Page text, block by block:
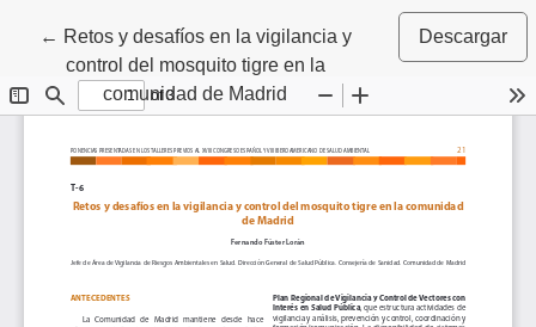
← Volver a los detalles del artículo
Retos y desafíos en la vigilancia y
control del mosquito tigre en la
comunidad de Madrid
Descargar